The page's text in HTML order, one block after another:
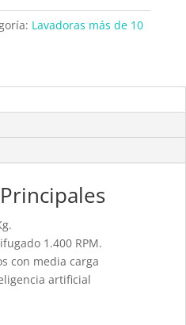
Lavadoras más de 10
1.400 RPM.
con media carga
artificial